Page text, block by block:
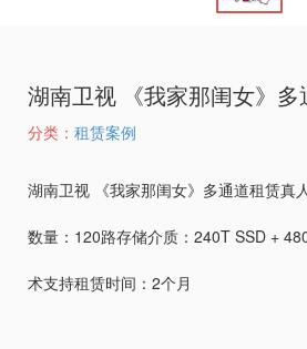
湖南卫视 《我家那闺女》多
分类： 租赁案例
湖南卫视 《我家那闺女》多通道租赁真
数量：120路存储介质：240T SSD +
术支持租赁时间：2个月